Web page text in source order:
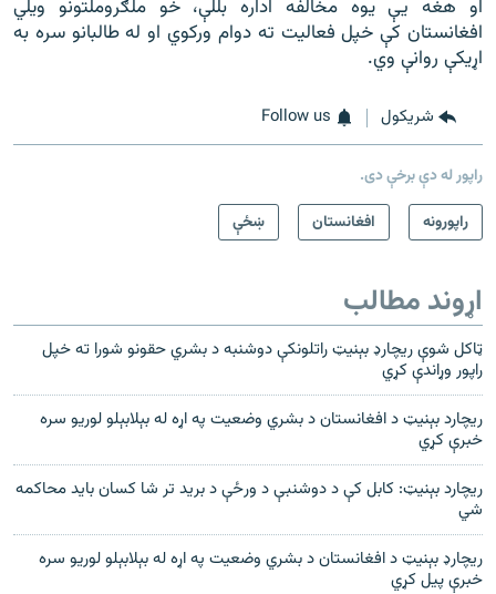
او هغه یې یوه مخالفه اداره بللې، خو ملګروملتونو ویلي
افغانستان کې خپل فعالیت ته دوام ورکوي او له طالبانو سره به
اړیکې روانې وي.
شريکول Follow us
راپور له دې برخې دی.
راپورونه
افغانستان ښځې
اړوند مطالب
ټاکل شوې ريچارډ بېنيټ راتلونکې دوشنبه د بشري حقونو شورا ته خپل
راپور وړاندې کړي
ريچارد بېنيټ د افغانستان د بشري وضعيت په اړه له بېلابېلو لوريو سره
خبرې کړي
ريچارد بېنيټ: کابل کې د دوشنبې د ورځې د بريد تر شا کسان بايد محاکمه
شي
ريچارډ بېنيټ د افغانستان د بشري وضعيت په اړه له بېلابېلو لوريو سره
خبرې پيل کړي